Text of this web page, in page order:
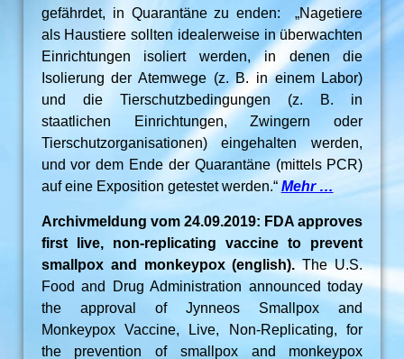
gefährdet, in Quarantäne zu enden: „Nagetiere
als Haustiere sollten idealerweise in überwachten
Einrichtungen isoliert werden, in denen die
Isolierung der Atemwege (z. B. in einem Labor)
und die Tierschutzbedingungen (z. B. in
staatlichen Einrichtungen, Zwingern oder
Tierschutzorganisationen) eingehalten werden,
und vor dem Ende der Quarantäne (mittels PCR)
auf eine Exposition getestet werden.“ Mehr …
Archivmeldung vom 24.09.2019: FDA approves
first live, non-replicating vaccine to prevent
smallpox and monkeypox (english).The U.S.
Food and Drug Administration announced today
the approval of Jynneos Smallpox and
Monkeypox Vaccine, Live, Non-Replicating, for
the prevention of smallpox and monkeypox